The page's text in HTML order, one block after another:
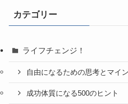
カテゴリー
ライフチェンジ！
自由になるための思考とマイ
成功体質になる500のヒント